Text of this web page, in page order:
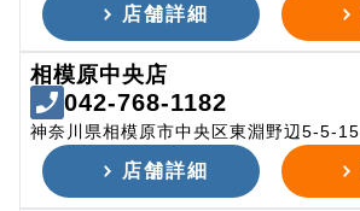
店舗詳細
相模原中央店
042-768-1182
神奈川県相模原市中央区東淵野辺5-5-15
店舗詳細